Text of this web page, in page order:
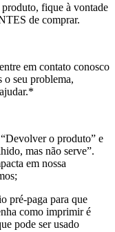
fique à vontade
de comprar.
em contato conosco
o seu problema,
o produto” e
mas não serve”.
em nossa
pré-paga para que
como imprimir é
pode ser usado